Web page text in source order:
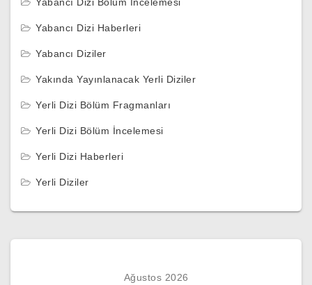
Yabancı Dizi Haberleri
Yabancı Diziler
Yakında Yayınlanacak Yerli Diziler
Yerli Dizi Bölüm Fragmanları
Yerli Dizi Bölüm İncelemesi
Yerli Dizi Haberleri
Yerli Diziler
Ağustos 2026